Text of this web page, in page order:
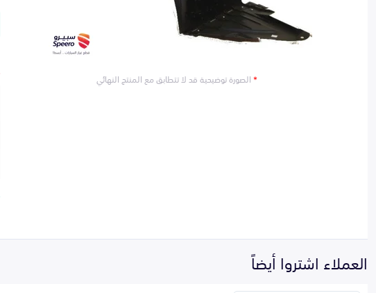
*الصورة توضيحية قد لا تتطابق مع المنتج النهائي
العملاء اشتروا أيضاً